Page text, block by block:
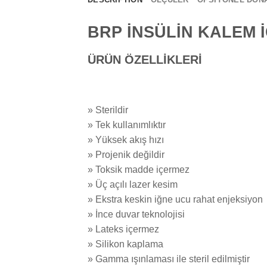
BRP İNSÜLİN KALEM
ÜRÜN ÖZELLİKLERİ
» Sterildir
» Tek kullanımlıktır
» Yüksek akış hızı
» Projenik değildir
» Toksik madde içermez
» Üç açılı lazer kesim
» Ekstra keskin iğne ucu rahat enjeksiyon
» İnce duvar teknolojisi
» Lateks içermez
» Silikon kaplama
» Gamma ışınlaması ile steril edilmiştir